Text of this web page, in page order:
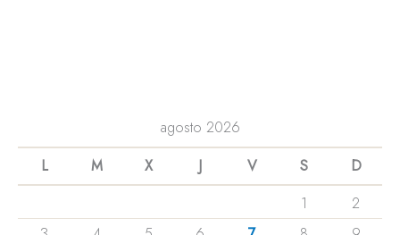
agosto 2026
L
M X J V S
D
1
2